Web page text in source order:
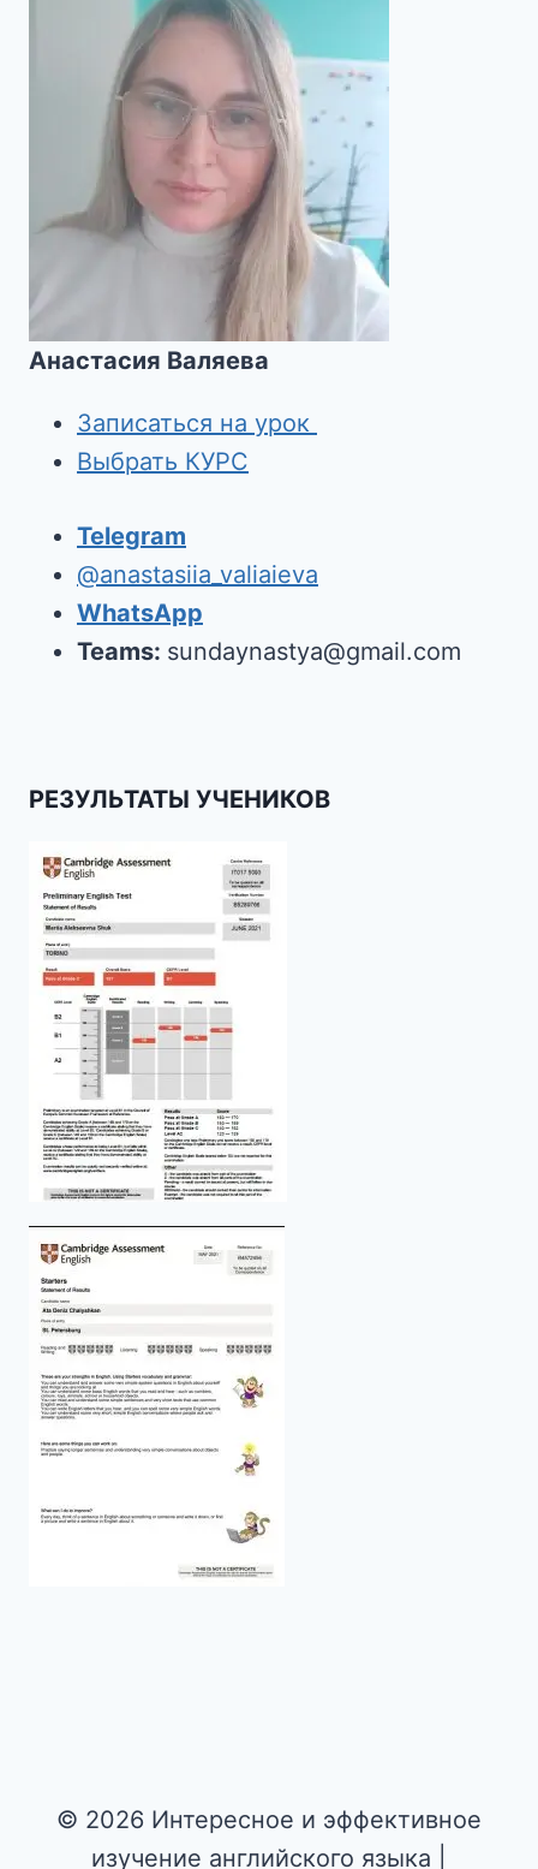
Анастасия Валяева
Записаться на урок
Выбрать КУРС
Telegram
@anastasiia_valiaieva
WhatsApp
Teams: sundaynastya@gmail.com
РЕЗУЛЬТАТЫ УЧЕНИКОВ
© 2026 Интересное и эффективное
изучение английского языка |